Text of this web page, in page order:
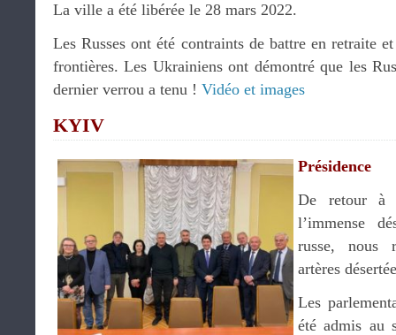
La ville a été libérée le 28 mars 2022.
Les Russes ont été contraints de battre en retraite
frontières. Les Ukrainiens ont démontré que les
dernier verrou a tenu ! Vidéo et images
KYIV
Présidence
De retour à
l’immense
russe, nous
artères
Les
été admis au